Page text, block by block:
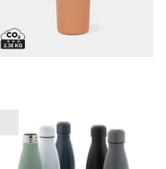
Steklenička za vodo Berlin